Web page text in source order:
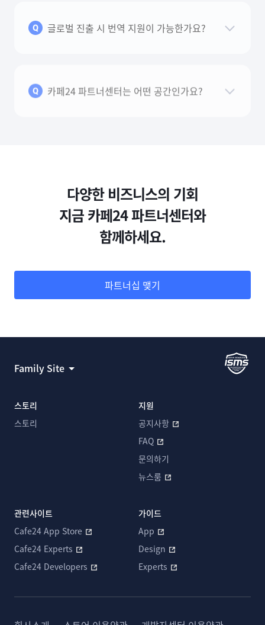
Q 글로벌 진출 시 번역 지원이 가능한가요?
Q 카페24 파트너센터는 어떤 공간인가요?
다양한 비즈니스의 기회
지금 카페24 파트너센터와
함께하세요.
파트너십 맺기
Family Site
스토리
스토리
지원
공지사항
FAQ
문의하기
뉴스룸
관련사이트
Cafe24 App Store
Cafe24 Experts
Cafe24 Developers
가이드
App
Design
Experts